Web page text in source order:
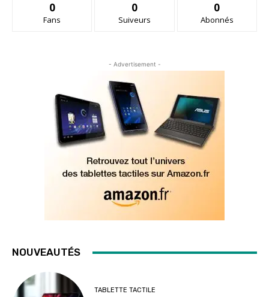
0
Fans
0
Suiveurs
0
Abonnés
- Advertisement -
NOUVEAUTÉS
TABLETTE TACTILE